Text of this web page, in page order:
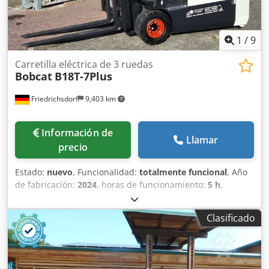
1 /9
Friedrichsdorf 9,403 km
Carretilla eléctrica de 3 ruedas
Bobcat B18T-7Plus
Información de
precio
Llamar
Estado: nuevo, Funcionalidad: totalmente funcional, Año
de fabricación: 2024, horas de funcionamiento: 5 h,
1,800 kg, altura de elevación:
mm, ascensor libre:1,540 mm, tipo de combustible:
eléctrico
triple, altura de construcción:
2,130 mm
6 kW (8.16 CV), anchura del
portahorquillas:902 mm, longitud de la horquilla:1,200
mm, peso en vacío:3,250 kg, longitud total:1,991 mm,
Clasificado